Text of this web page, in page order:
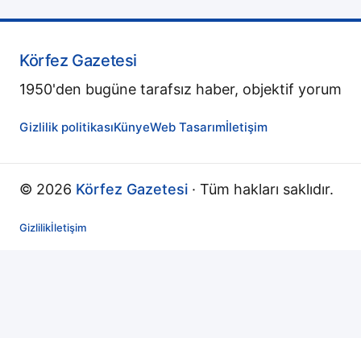
Körfez Gazetesi
1950'den bugüne tarafsız haber, objektif yorum
Gizlilik politikasıKünyeWeb Tasarımİletişim
© 2026 Körfez Gazetesi · Tüm hakları saklıdır.
Gizlilikİletişim